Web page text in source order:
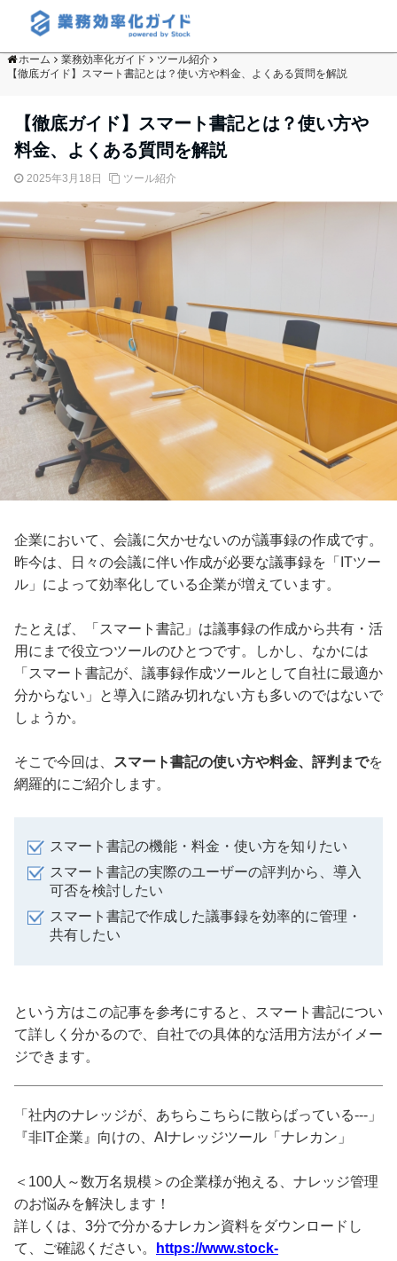
ホーム 業務効率化ガイド
ツール紹介
【徹底ガイド】スマート書記とは？使い方や料金、よくある質問を解説
【徹底ガイド】スマート書記とは？使い方や
料金、よくある質問を解説
2025年3月18日 ツール紹介
企業において、会議に欠かせないのが議事録の作成です。
昨今は、日々の会議に伴い作成が必要な議事録を「ITツー
ル」によって効率化している企業が増えています。
たとえば、「スマート書記」は議事録の作成から共有・活
用にまで役立つツールのひとつです。しかし、なかには
「スマート書記が、議事録作成ツールとして自社に最適か
分からない」と導入に踏み切れない方も多いのではないで
しょうか。
そこで今回は、 スマート書記の使い方や料金、評判までを
網羅的にご紹介します。
スマート書記の機能・料金・使い方を知りたい
スマート書記の実際のユーザーの評判から、導入
可否を検討したい
スマート書記で作成した議事録を効率的に管理・
共有したい
という方はこの記事を参考にすると、スマート書記につい
て詳しく分かるので、自社での具体的な活用方法がイメー
ジできます。
「社内のナレッジが、あちらこちらに散らばっている---」
『非IT企業』向けの、AIナレッジツール「ナレカン」
＜100人～数万名規模＞の企業様が抱える、ナレッジ管理
のお悩みを解決します！
詳しくは、3分で分かるナレカン資料をダウンロードし
て、ご確認ください。
https://www.stock-